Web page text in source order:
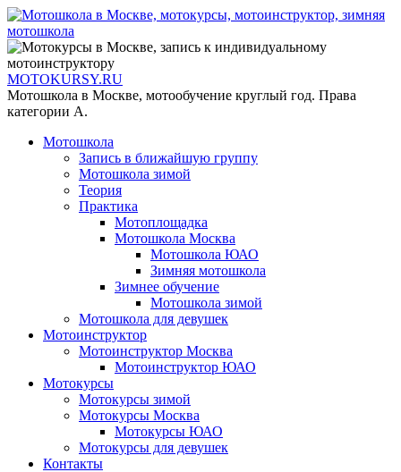
MOTOKURSY.RU
Мотошкола в Москве, мотообучение круглый год. Права
категории А.
Мотошкола
Запись в ближайшую группу
Мотошкола зимой
Теория
Практика
Мотоплощадка
Мотошкола Москва
Мотошкола ЮАО
Зимняя мотошкола
Зимнее обучение
Мотошкола зимой
Мотошкола для девушек
Мотоинструктор
Мотоинструктор Москва
Мотоинструктор ЮАО
Мотокурсы
Мотокурсы зимой
Мотокурсы Москва
Мотокурсы ЮАО
Мотокурсы для девушек
Контакты